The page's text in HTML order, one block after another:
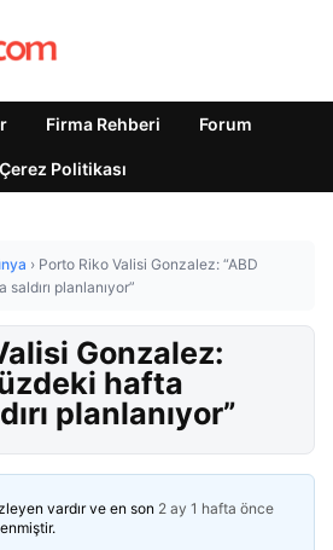
Firma Rehberi Forum
Çerez Politikası
› Porto Riko Valisi Gonzalez: “ABD
planlanıyor”
Gonzalez:
hafta
planlanıyor”
vardır ve en son 2 ay 1 hafta önce